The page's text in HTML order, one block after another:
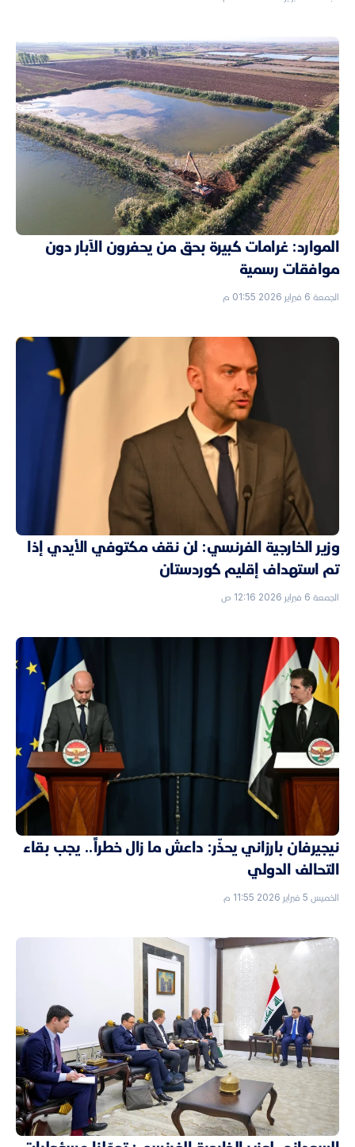
الموارد: غرامات كبيرة بحق من يحفرون الآبار دون
موافقات رسمية
الجمعة 6 فبراير 2026 01:55 م
وزير الخارجية الفرنسي: لن نقف مكتوفي الأيدي إذا
تم استهداف إقليم كوردستان
الجمعة 6 فبراير 2026 12:16 ص
نيجيرفان بارزاني يحذّر: داعش ما زال خطراً.. يجب بقاء
التحالف الدولي
الخميس 5 فبراير 2026 11:55 م